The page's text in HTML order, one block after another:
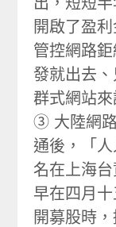
開啟了盈
管控網路
發就出去
群式網站來
③ 大陸網
通後，「
名在上海
早在四月
開募股時